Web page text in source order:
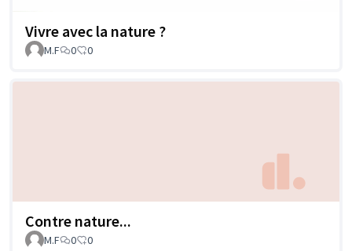
Vivre avec la nature ?
M.F 0 0
Contre nature...
M.F 0 0